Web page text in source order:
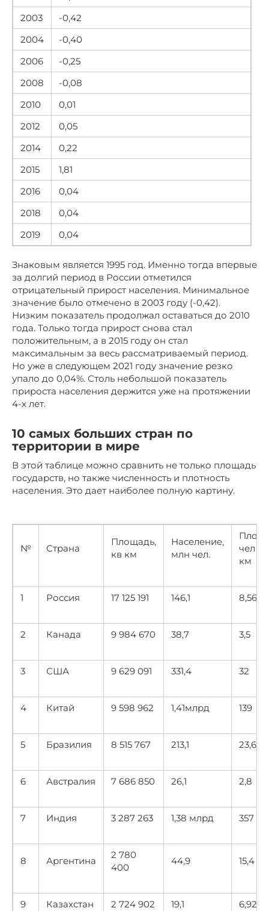
2003
-0,42
2004
-0,40
2006
-0,25
2008
-0,08
2010
0,01
2012
0,05
2014
0,22
2015
1,81
2016
0,04
2018
0,04
2019
0,04
Знаковым является 1995 год. Именно тогда впервые
за долгий период в России отметился
отрицательный прирост населения. Минимальное
значение было отмечено в 2003 году (-0,42).
Низким показатель продолжал оставаться до 2010
года. Только тогда прирост снова стал
положительным, а в 2015 году он стал
максимальным за весь рассматриваемый период.
Но уже в следующем 2021 году значение резко
упало до 0,04%. Столь небольшой показатель
прироста населения держится уже на протяжении
4-х лет.
10 самых больших стран по
территории в мире
В этой таблице можно сравнить не только площадь
государств, но также численность и плотность
населения. Это дает наиболее полную картину.
№ Страна
Площадь,
кв км
Население,
млн чел.
чел
км
1 Россия 17 125 191 146,1 8,56
2 Канада 9 984 670 38,7 3,5
3 США 9 629 091 331,4 32
4 Китай 9 598 962 1,41млрд 139
5 Бразилия 8 515 767 213,1 23,6
6 Австралия 7 686 850 26,1 2,8
7 Индия 3 287 263 1,38 млрд 357
8 Аргентина
2 780
400
44,9 15,4
9 Казахстан 2 724 902 19,1 6,92